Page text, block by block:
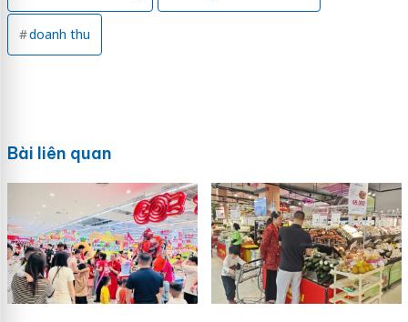
doanh thu
Bài liên quan